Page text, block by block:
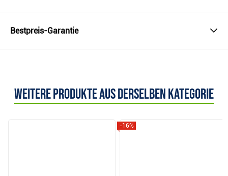
Bestpreis-Garantie
Weitere Produkte aus derselben Kategorie
-16%